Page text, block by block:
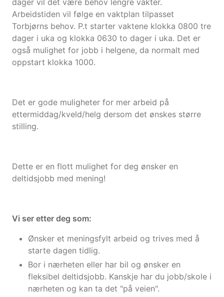
dager vil det være behov lengre vakter.
Arbeidstiden vil følge en vaktplan tilpasset
Torbjørns behov. P.t starter vaktene klokka 0800 tre
dager i uka og klokka 0630 to dager i uka. Det er
også mulighet for jobb i helgene, da normalt med
oppstart klokka 1000.
Det er gode muligheter for mer arbeid på
ettermiddag/kveld/helg dersom det ønskes større
stilling.
Dette er en flott mulighet for deg ønsker en
deltidsjobb med mening!
Vi ser etter deg som:
Ønsker et meningsfylt arbeid og trives med å
starte dagen tidlig.
Bor i nærheten eller har bil og ønsker en
fleksibel deltidsjobb. Kanskje har du jobb/skole i
nærheten og kan ta det "på veien".